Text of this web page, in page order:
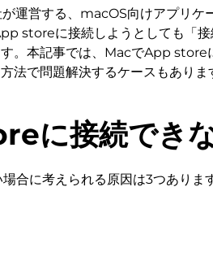
運営する、macOS向けアプリケ
storeに接続しようとしても「
。本記事では、MacでApp store
法で問題解決するケースもありま
に接続でき
合に考えられる原因は3つあります